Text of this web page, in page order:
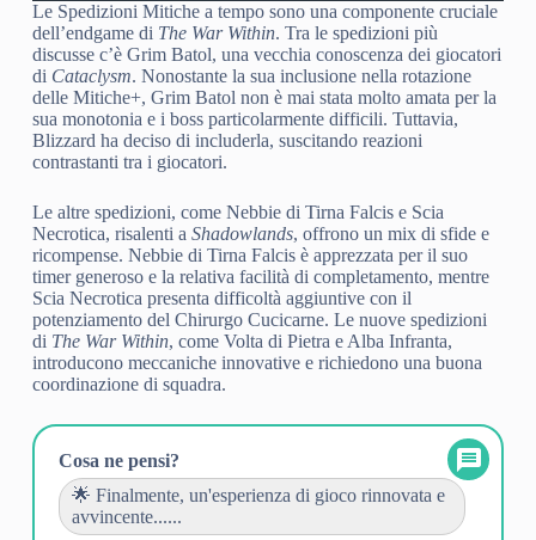
Le Spedizioni Mitiche a tempo sono una componente cruciale
dell’endgame di The War Within. Tra le spedizioni più
discusse c’è Grim Batol, una vecchia conoscenza dei giocatori
di Cataclysm. Nonostante la sua inclusione nella rotazione
delle Mitiche+, Grim Batol non è mai stata molto amata per la
sua monotonia e i boss particolarmente difficili. Tuttavia,
Blizzard ha deciso di includerla, suscitando reazioni
contrastanti tra i giocatori.
Le altre spedizioni, come Nebbie di Tirna Falcis e Scia
Necrotica, risalenti a Shadowlands, offrono un mix di sfide e
ricompense. Nebbie di Tirna Falcis è apprezzata per il suo
timer generoso e la relativa facilità di completamento, mentre
Scia Necrotica presenta difficoltà aggiuntive con il
potenziamento del Chirurgo Cucicarne. Le nuove spedizioni
di The War Within, come Volta di Pietra e Alba Infranta,
introducono meccaniche innovative e richiedono una buona
coordinazione di squadra.
Cosa ne pensi?
🌟 Finalmente, un'esperienza di gioco rinnovata e
avvincente......